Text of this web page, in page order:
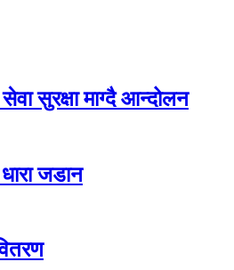
सुरक्षा माग्दै आन्दोलन
जडान